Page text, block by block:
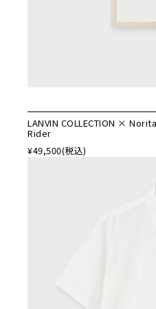
LANVIN COLLECTION ×
Rider
¥49,500(税込)